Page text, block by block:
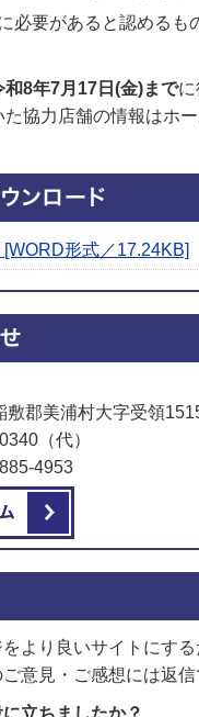
必要があると認めるも
和8年7月17日(金)までに
協力店舗の情報はホ
形式／17.24KB]
敷郡美浦村大字受領
（代）
4953
より良いサイトにす
意見・ご感想には返
立ちましたか？